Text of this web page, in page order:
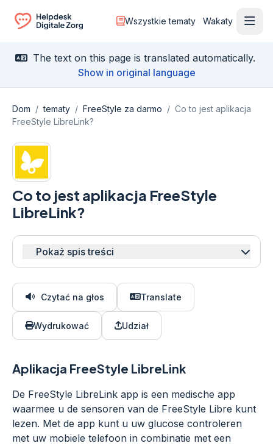
Ga naar de homepagina
Wszystkie tematy Wakaty
The text on this page is translated automatically.
Show in original language
Dom / tematy / FreeStyle za darmo / Co to jest aplikacja
FreeStyle LibreLink?
Co to jest aplikacja FreeStyle
LibreLink?
Pokaż spis treści
Czytać na głos Translate
Wydrukować Udział
Aplikacja FreeStyle LibreLink
De FreeStyle LibreLink app is een medische app
waarmee u de sensoren van de FreeStyle Libre kunt
lezen. Met de app kunt u uw glucose controleren
met uw mobiele telefoon in combinatie met een